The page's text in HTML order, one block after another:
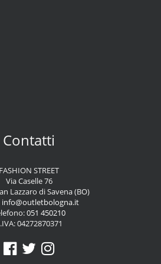
Contatti
FASHION STREET
Via Caselle 76
Lazzaro di Savena (BO)
info@outletbologna.it
051 450210
04272870371